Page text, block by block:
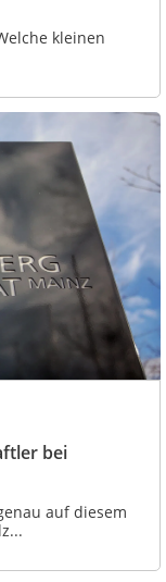
kleinen
bei
auf diesem